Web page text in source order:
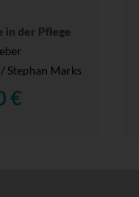
in der Pflege
Stephan Marks
€